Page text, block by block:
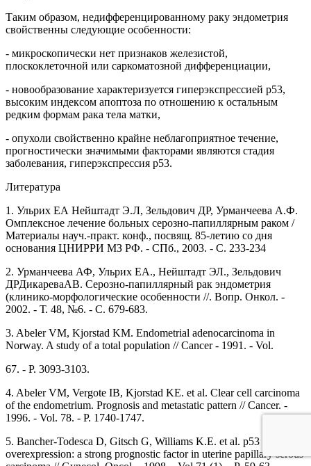
Таким образом, недифференцированному раку эндометрия
свойственны следующие особенности:
- микроскопически нет признаков железистой,
плоскоклеточной или саркоматозной дифференциации,
- новообразование характеризуется гиперэкспрессией р53,
высоким индексом апоптоза по отношению к остальным
редким формам рака тела матки,
- опухоли свойственно крайне неблагоприятное течение,
прогностически значимыми факторами являются стадия
заболевания, гиперэкспрессия р53.
Литература
1. Ульрих ЕА Нейштадт Э.Л, Зельдович ДР, Урманчеева А.Ф.
Омплексное лечение больных серозно-папиллярным раком /
Материалы науч.-практ. конф., посвящ. 85-летию со дня
основания ЦНИРРИ МЗ РФ. - СПб., 2003. - С. 233-234
2. Урманчеева АФ, Ульрих ЕА., Нейштадт ЭЛ., Зельдович
ДРДикареваАВ. Серозно-папиллярный рак эндометрия
(клинико-морфологические особенности //. Вопр. Онкол. -
2002. - Т. 48, №6. - С. 679-683.
3. Abeler VM, Kjorstad KM. Endometrial adenocarcinoma in
Norway. A study of a total population // Cancer - 1991. - Vol.
67. - P. 3093-3103.
4. Abeler VM, Vergote IB, Kjorstad KE. et al. Clear cell carcinoma
of the endometrium. Prognosis and metastatic pattern // Cancer. -
1996. - Vol. 78. - P. 1740-1747.
5. Bancher-Todesca D, Gitsch G, Williams K.E. et al. p53 protein
overexpression: a strong prognostic factor in uterine papillary serous